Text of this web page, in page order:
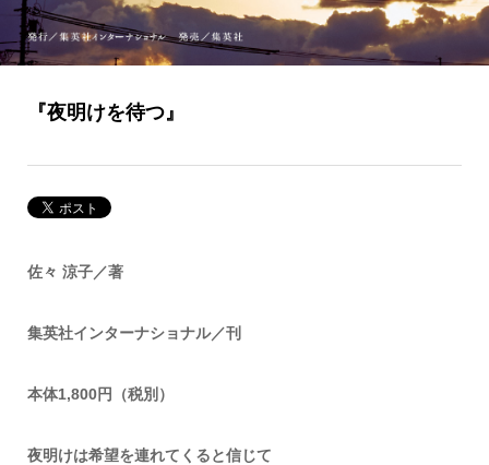
『夜明けを待つ』
佐々 涼子／著
集英社インターナショナル／刊
本体1,800円（税別）
夜明けは希望を連れてくると信じて